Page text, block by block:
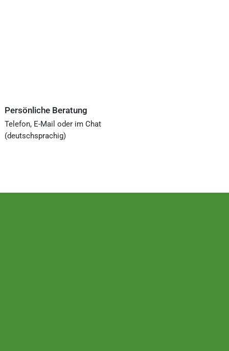
Persönliche Beratung
Telefon, E-Mail oder im Chat
(deutschsprachig)